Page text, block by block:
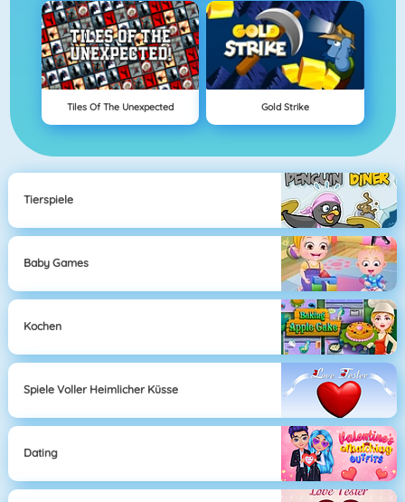
Tiles Of The Unexpected Gold Strike
Tierspiele
Baby Games
Kochen
Spiele Voller Heimlicher Küsse
Dating